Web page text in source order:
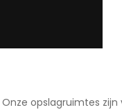
opslagruimtes